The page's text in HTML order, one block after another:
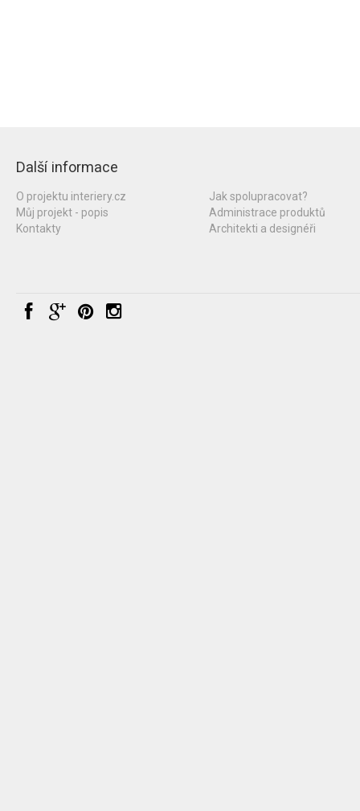
Další informace
O projektu interiery.cz
Můj projekt - popis
Kontakty
Jak spolupracovat?
Administrace produktů
Architekti a designéři